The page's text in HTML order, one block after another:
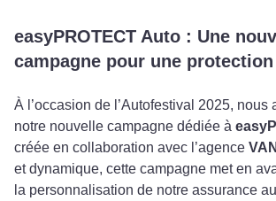
easyPROTECT Auto : Une
campagne pour une
À l’occasion de l’Autofestival 2025, nous
notre nouvelle campagne dédiée à
créée en collaboration avec l’agence
et dynamique, cette campagne met en
la personnalisation de notre assurance